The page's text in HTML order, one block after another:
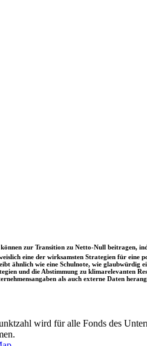
zur Transition zu Netto-Null beitragen,
eine der wirksamsten Strategien für
ähnlich wie eine Schulnote, wie
und die Abstimmung zu
als auch externe Daten
wird für alle Fonds des